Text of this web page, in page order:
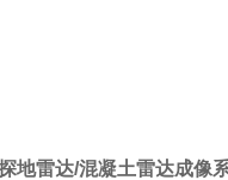
地雷达/混凝土雷达成像